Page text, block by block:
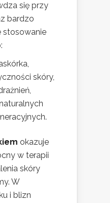
się przy
bardzo
stosowanie
skóry,
okazuje
w terapii
skóry
W
i blizn